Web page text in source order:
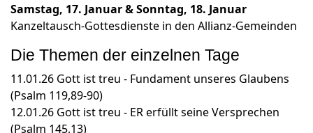
Samstag, 17. Januar & Sonntag, 18. Januar
Kanzeltausch-Gottesdienste in den Allianz-Gemeinden
Die Themen der einzelnen Tage
11.01.26 Gott ist treu - Fundament unseres Glaubens
(Psalm 119,89-90)
12.01.26 Gott ist treu - ER erfüllt seine Versprechen
(Psalm 145,13)